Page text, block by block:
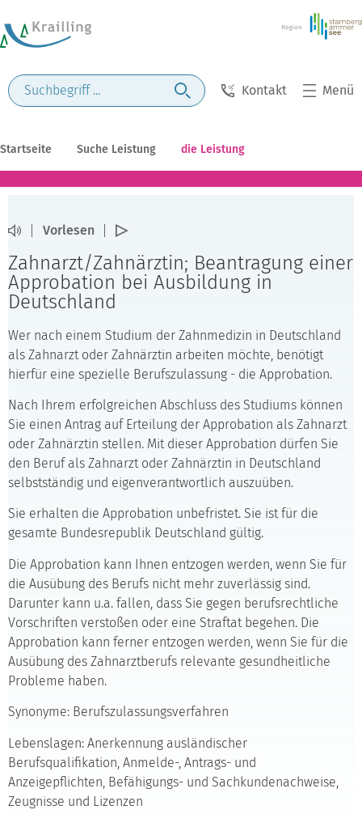
Kontakt Menü
Startseite Suche Leistung die Leistung
Vorlesen
Zahnarzt/Zahnärztin; Beantragung einer
Approbation bei Ausbildung in
Deutschland
Wer nach einem Studium der Zahnmedizin in Deutschland
als Zahnarzt oder Zahnärztin arbeiten möchte, benötigt
hierfür eine spezielle Berufszulassung - die Approbation.
Nach Ihrem erfolgreichen Abschluss des Studiums können
Sie einen Antrag auf Erteilung der Approbation als Zahnarzt
oder Zahnärztin stellen. Mit dieser Approbation dürfen Sie
den Beruf als Zahnarzt oder Zahnärztin in Deutschland
selbstständig und eigenverantwortlich auszuüben.
Sie erhalten die Approbation unbefristet. Sie ist für die
gesamte Bundesrepublik Deutschland gültig.
Die Approbation kann Ihnen entzogen werden, wenn Sie für
die Ausübung des Berufs nicht mehr zuverlässig sind.
Darunter kann u.a. fallen, dass Sie gegen berufsrechtliche
Vorschriften verstoßen oder eine Straftat begehen. Die
Approbation kann ferner entzogen werden, wenn Sie für die
Ausübung des Zahnarztberufs relevante gesundheitliche
Probleme haben.
Synonyme: Berufszulassungsverfahren
Lebenslagen: Anerkennung ausländischer
Berufsqualifikation, Anmelde-, Antrags- und
Anzeigepflichten, Befähigungs- und Sachkundenachweise,
Zeugnisse und Lizenzen